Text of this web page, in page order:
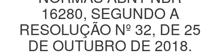
16280, SEGUNDO A
RESOLUÇÃO Nº 32, DE 25
DE OUTUBRO DE 2018.